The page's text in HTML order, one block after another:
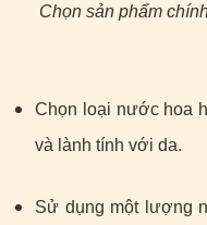
Chọn sản phẩm
Chọn loại nước hoa
và lành tính với da.
Sử dụng một lượng